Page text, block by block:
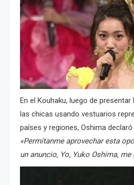
En el Kouhaku, luego de presentar
las chicas usando vestuarios
países y regiones, Oshima
«Permítanme aprovechar esta
un anuncio, Yo, Yuko Oshima, me